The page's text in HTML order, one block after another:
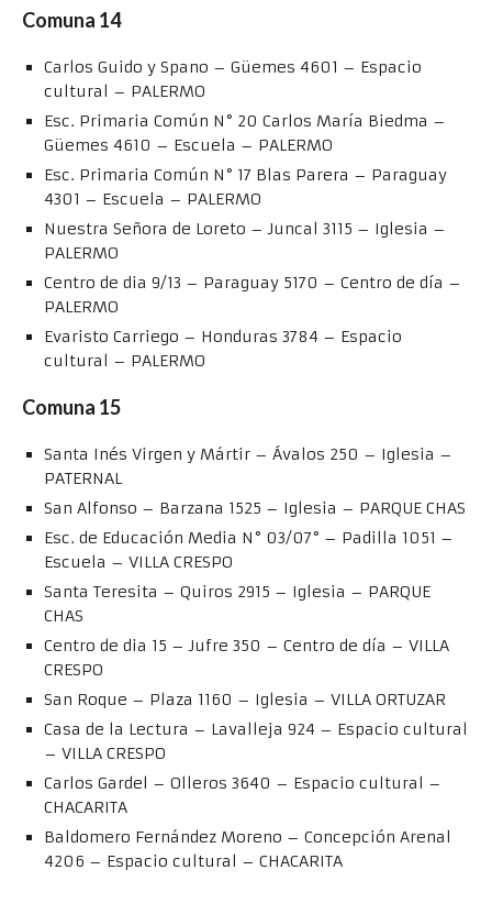
Comuna 14
Carlos Guido y Spano – Güemes 4601 – Espacio
cultural – PALERMO
Esc. Primaria Común N° 20 Carlos María Biedma –
Güemes 4610 – Escuela – PALERMO
Esc. Primaria Común N° 17 Blas Parera – Paraguay
4301 – Escuela – PALERMO
Nuestra Señora de Loreto – Juncal 3115 – Iglesia –
PALERMO
Centro de dia 9/13 – Paraguay 5170 – Centro de día –
PALERMO
Evaristo Carriego – Honduras 3784 – Espacio
cultural – PALERMO
Comuna 15
Santa Inés Virgen y Mártir – Ávalos 250 – Iglesia –
PATERNAL
San Alfonso – Barzana 1525 – Iglesia – PARQUE CHAS
Esc. de Educación Media N° 03/07° – Padilla 1051 –
Escuela – VILLA CRESPO
Santa Teresita – Quiros 2915 – Iglesia – PARQUE
CHAS
Centro de dia 15 – Jufre 350 – Centro de día – VILLA
CRESPO
San Roque – Plaza 1160 – Iglesia – VILLA ORTUZAR
Casa de la Lectura – Lavalleja 924 – Espacio cultural
– VILLA CRESPO
Carlos Gardel – Olleros 3640 – Espacio cultural –
CHACARITA
Baldomero Fernández Moreno – Concepción Arenal
4206 – Espacio cultural – CHACARITA